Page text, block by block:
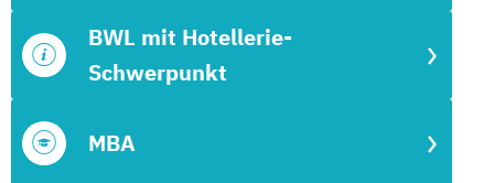
MBA
BWL mit Hotellerie-
Schwerpunkt